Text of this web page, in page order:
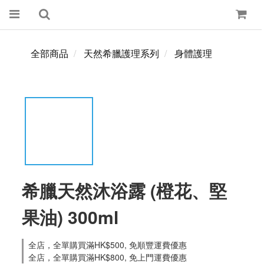
全部商品 天然希臘護理系列 身體護理
希臘天然沐浴露 (橙花、堅
果油) 300ml
全店，全單購買滿HK$500, 免順豐運費優惠
全店，全單購買滿HK$800, 免上門運費優惠